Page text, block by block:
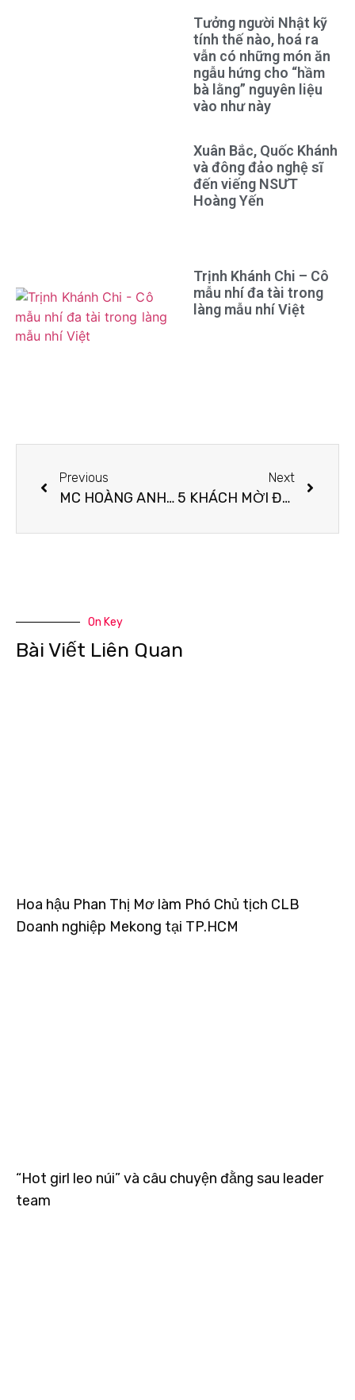
Tưởng người Nhật kỹ
tính thế nào, hoá ra
vẫn có những món ăn
ngẫu hứng cho “hầm
bà lằng” nguyên liệu
vào như này
Xuân Bắc, Quốc Khánh
và đông đảo nghệ sĩ
đến viếng NSƯT
Hoàng Yến
Trịnh Khánh Chi – Cô
mẫu nhí đa tài trong
làng mẫu nhí Việt
Previous
MC HOÀNG ANH LẦN ĐẦU TRẢI LÒNG VỀ CUỘC SỐNG LÀM MẸ ĐƠN THÂN
Next
5 KHÁCH MỜI ĐẶC BIỆT ĐẾN VỚI PARTY SINGNOW 2022, HỌ LÀ AI?
On Key
Bài Viết Liên Quan
Hoa hậu Phan Thị Mơ làm Phó Chủ tịch CLB
Doanh nghiệp Mekong tại TP.HCM
“Hot girl leo núi” và câu chuyện đằng sau leader
team